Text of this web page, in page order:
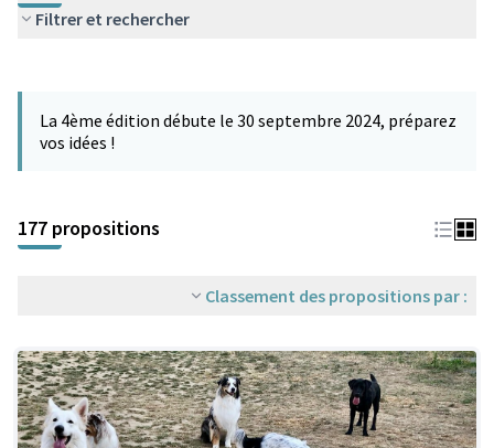
Filtrer et rechercher
−
La 4ème édition débute le 30 septembre 2024, préparez
vos idées !
177 propositions
Classement des propositions par :